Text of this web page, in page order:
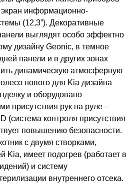
экран информационно-
(12,3”). Декоративные
выглядят особо эффектно
дизайну Geonic, в темное
панели и в других зонах
динамическую атмосферную
нового для Kia дизайна
и оборудовано
присутствия рук на руле –
(система контроля присутствия
повышению безопасности.
с двумя створками,
Kia, имеет подогрев (работает в
и систему
внутреннего отсека.